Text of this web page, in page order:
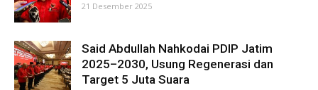
21 Desember 2025
Said Abdullah Nahkodai PDIP Jatim
2025–2030, Usung Regenerasi dan
Target 5 Juta Suara